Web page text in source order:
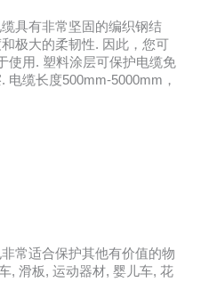
具有非常坚固的编织钢结
极大的柔韧性. 因此，您可
使用. 塑料涂层可保护电缆免
电缆长度500mm-5000mm，
常适合保护其他有价值的物
, 滑板, 运动器材, 婴儿车, 花